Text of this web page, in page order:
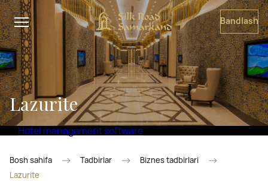
Bandlash
Lazurite
Hotel management software
Bosh sahifa Tadbirlar
Biznes tadbirlari
Lazurite